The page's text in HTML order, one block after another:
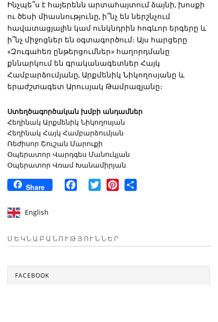
Ինչպե՞ս է հայերենն արտահայտում ձայնի, խոսքի
ու ծեսի միասնությունը, ի՞նչ են ներշնչում
հավատացյալին կամ ունկնդրին հոգևոր երգերը և
ի՞նչ միջոցներ են օգտագործում։ Այս հարցերը
«Զուգահեռ ընթերցումներ» հաղորդմանը
քննարկում են գրականագետներ Հայկ
Համբարձումյանը, Արքմենիկ Նիկողոսյանը և
երաժշտագետ Արուսյակ Թամրազյանը։
Ստեղծագործական խմբի անդամներ
Հեղինակ Արքմենիկ Նիկողոսյան
Հեղինակ Հայկ Համբարձումյան
Ռեժիսոր Շուշան Մարուքի
Օպերատոր Վարդգես Մանուկյան
Օպերատոր Վռամ Խանամիրյան
Share FacebookTwitter Pinterest
English
ՄԵԿՆԱԲԱՆՈՒԹՅՈՒՆՆԵՐ
FACEBOOK